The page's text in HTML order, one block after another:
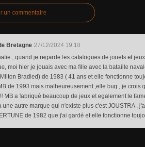
un commentaire
Bretagne 27/12/2024 19:18
, quand je regarde les catalogues de jouets et
moi hier je jouais avec ma fille avec la bataille
Bradled) de 1983 ( 41 ans et elle fonctionne
de 1993 mais malheureusement ,elle bug , je crois
MB a fabriqué beaucoup de jeux et egalement le
une autre marque qui n'existe plus c'est JOUSTRA ,
de 1982 que j'ai gardé et elle fonctionne